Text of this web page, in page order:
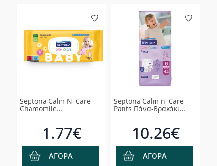
Septona Calm N' Care
Chamomile
με Χαμομήλι, 80τμχ
1.77€
ΑΓΟΡΑ
Septona Calm n' Care
Pants Πάνα-Βρακάκι
10.26€
ΑΓΟΡΑ